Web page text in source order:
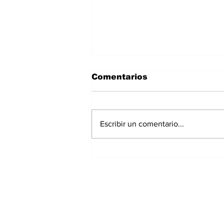
Comentarios
Escribir un comentario...